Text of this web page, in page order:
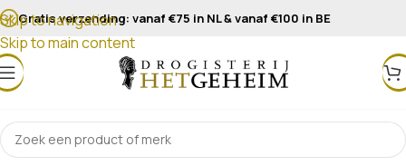
Skip to navigation
Skip to main content
Gratis verzending: vanaf €75 in NL & vanaf €100 in BE